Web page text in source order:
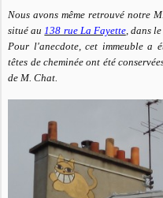
Nous avons même retrouvé notre
situé au 138 rue La Fayette, dans
Pour l'anecdote, cet immeuble a
têtes de cheminée ont été
de M. Chat.